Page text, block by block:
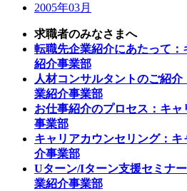
2005年03月
求職者のみなさまへ
転職先企業紹介にあたって
紹介事業部
人材コンサルタントのご紹
業紹介事業部
お仕事紹介のプロセス：キ
事業部
キャリアカウンセリング：
介事業部
Uターン/Iターン支援セミナ
業紹介事業部